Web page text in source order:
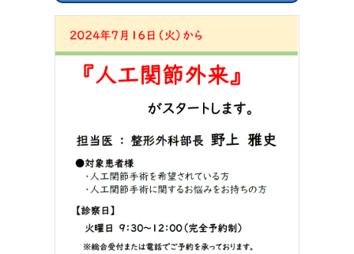
2026年02月07日
採用情報
野上病院 眼科助手（正職員）（パート）の求人を追加しまし
採用情報
野上病院 管理栄養士（正職員）の求人を追加しました。
2025年12月18日
お知らせ
野上病院 年末年始 巡回バス運行のお知らせ
※12/30（火）は土曜日の運行ダイヤで運行となります
2025年12月18日
お知らせ